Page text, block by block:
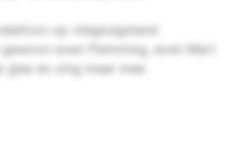
op vliegtuigstand
gewoon even Flemming, even Mart
glas en zing maar mee